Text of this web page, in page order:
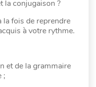
la conjugaison ?
la fois de reprendre
à votre rythme.
et de la grammaire
;